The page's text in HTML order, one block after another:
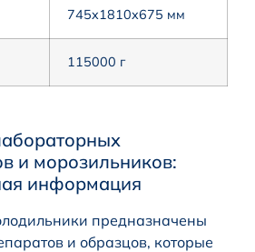
745x1810x675 мм
115000 г
и морозильников:
информация
предназначены
и образцов, которые